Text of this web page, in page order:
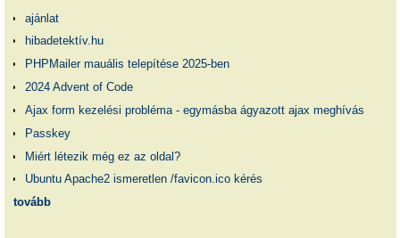
ajánlat
hibadetektív.hu
PHPMailer mauális telepítése 2025-ben
2024 Advent of Code
Ajax form kezelési probléma - egymásba ágyazott ajax meghívás
Passkey
Miért létezik még ez az oldal?
Ubuntu Apache2 ismeretlen /favicon.ico kérés
tovább